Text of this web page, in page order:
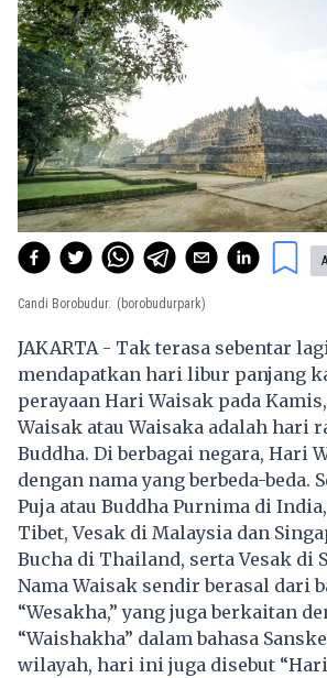
A
Candi Borobudur. (borobudurpark)
JAKARTA - Tak terasa sebentar
mendapatkan hari libur panjang
perayaan Hari Waisak pada
Waisak atau Waisaka adalah hari
Buddha. Di berbagai negara, Hari
dengan nama yang berbeda-beda.
Puja atau Buddha Purnima di India,
Tibet, Vesak di Malaysia dan
Bucha di Thailand, serta Vesak di
Nama Waisak sendir berasal dari
“Wesakha,” yang juga berkaitan
“Waishakha” dalam bahasa
wilayah, hari ini juga disebut “Hari